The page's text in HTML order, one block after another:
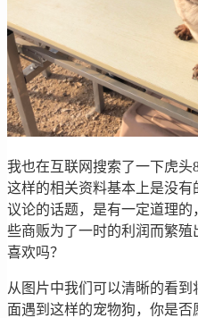
我也在互联网搜索了一下虎
这样的相关资料基本上是没
议论的话题，是有一定道理
些商贩为了一时的利润而繁
喜欢吗？
从图片中我们可以清晰的看
面遇到这样的宠物狗，你是